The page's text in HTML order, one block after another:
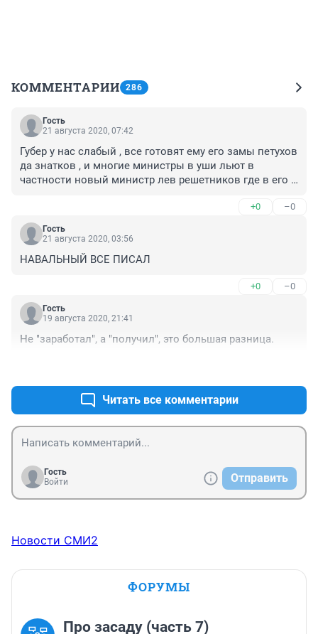
КОММЕНТАРИИ 286
Гость
21 августа 2020, 07:42
Губер у нас слабый , все готовят ему его замы петухов
да знатков , и многие министры в уши льют в
частности новый министр лев решетников где в его
происходит !!! И вот тебе управление губернатора !!!
Бардак в правительстве одни интриги скандалы
только нет раследования!!!!
+0 –0
Гость
21 августа 2020, 03:56
НАВАЛЬНЫЙ ВСЕ ПИСАЛ
+0 –0
Гость
19 августа 2020, 21:41
Не "заработал", а "получил", это большая разница.
Читать все комментарии
Гость
Войти
Отправить
Новости СМИ2
ФОРУМЫ
Про засаду (часть 7)